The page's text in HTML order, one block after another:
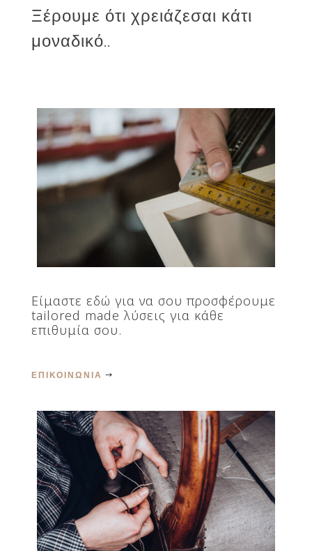
Ξέρουμε ότι χρειάζεσαι κάτι
μοναδικό..
Είμαστε εδώ για να σου προσφέρουμε
tailored made λύσεις για κάθε
επιθυμία σου.
ΕΠΙΚΟΙΝΩΝΙΑ